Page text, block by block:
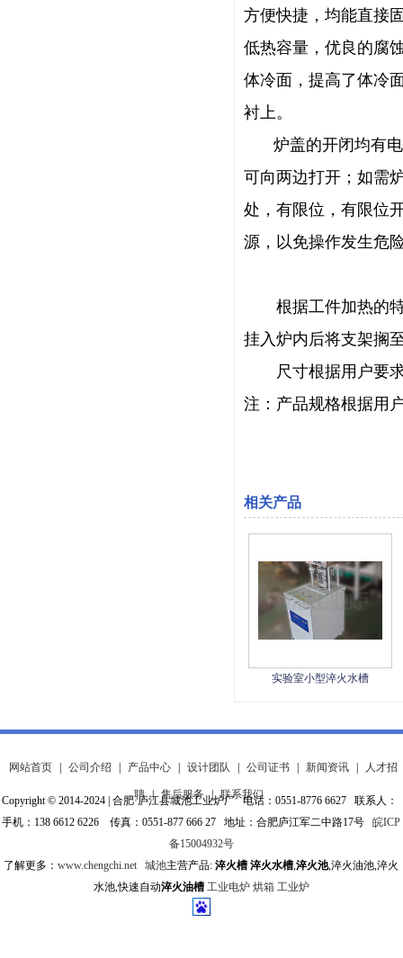
方便快捷，均能直接
低热容量，优良的腐
体冷面，提高了体冷
衬上。
炉盖的开闭均有电
可向两边打开；如需
处，有限位，有限位
源，以免操作发生危
根据工件加热的特
挂入炉内后将支架搁
尺寸根据用户要求
注：产品规格根据用
相关产品
实验室小型淬火水槽
网站首页 公司介绍 产品中心 设计团队 公司证书 新闻资讯 人才招
聘 | 售后服务 | 联系我们
Copyright © 2014-2024 | 合肥·庐江县城池工业炉厂 电话：0551-8776 6627 联系人：
手机：138 6612 6226 传真：0551-877 666 27 地址：合肥庐江军二中路17号皖ICP
备15004932号
了解更多：www.chengchi.net 城池主营产品:淬火槽 淬火水槽,淬火池,淬火油池,淬火
水池,快速自动淬火油槽 工业电炉 烘箱 工业炉